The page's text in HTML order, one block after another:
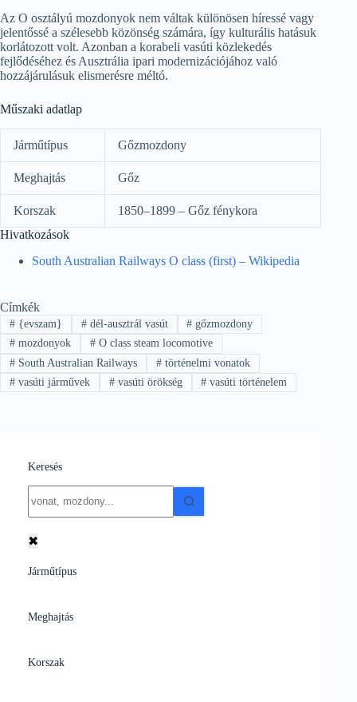
Az O osztályú mozdonyok nem váltak különösen híressé vagy
jelentőssé a szélesebb közönség számára, így kulturális hatásuk
korlátozott volt. Azonban a korabeli vasúti közlekedés
fejlődéséhez és Ausztrália ipari modernizációjához való
hozzájárulásuk elismerésre méltó.
Műszaki adatlap
Járműtípus Gőzmozdony
Meghajtás Gőz
Korszak
1850–1899 – Gőz fénykora
Hivatkozások
South Australian Railways O class (first) – Wikipedia
Címkék
#{evszam} #dél-ausztrál vasút # gőzmozdony
#mozdonyok #O class steam locomotive
#South Australian Railways #történelmi vonatok
#vasúti járművek #vasúti örökség # vasúti történelem
Keresés
results
✖
Járműtípus
Meghajtás
Korszak